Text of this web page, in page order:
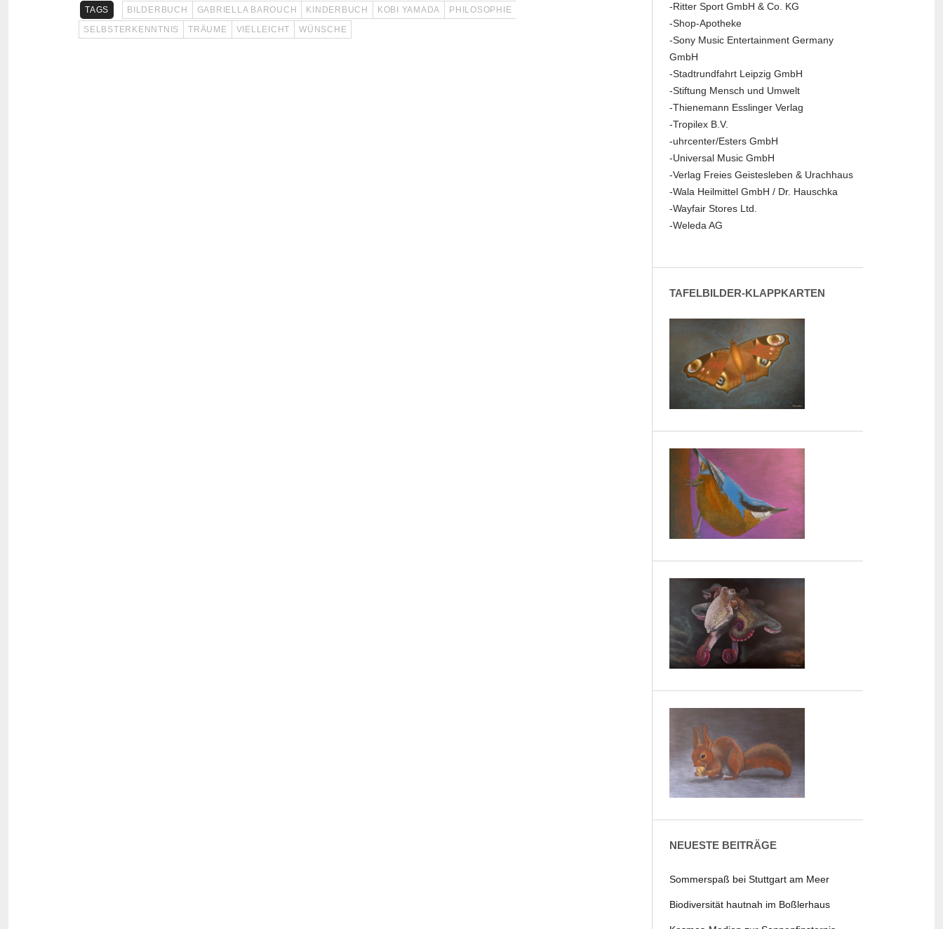
TAGS BILDERBUCH GABRIELLA BAROUCH KINDERBUCH KOBI YAMADA
PHILOSOPHIE
SELBSTERKENNTNIS
TRÄUME VIELLEICHT WÜNSCHE
-Ritter Sport GmbH & Co. KG
-Shop-Apotheke
-Sony Music Entertainment Germany
GmbH
-Stadtrundfahrt Leipzig GmbH
-Stiftung Mensch und Umwelt
-Thienemann Esslinger Verlag
-Tropilex B.V.
-uhrcenter/Esters GmbH
-Universal Music GmbH
-Verlag Freies Geistesleben & Urachhaus
-Wala Heilmittel GmbH / Dr. Hauschka
-Wayfair Stores Ltd.
-Weleda AG
TAFELBILDER-KLAPPKARTEN
NEUESTE BEITRÄGE
Sommerspaß bei Stuttgart am Meer
Biodiversität hautnah im Boßlerhaus